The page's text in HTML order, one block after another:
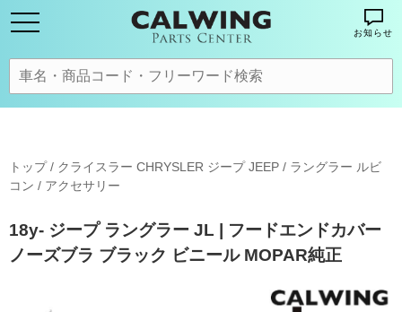
お知らせ
トップ/ クライスラー CHRYSLER ジープ JEEP / ラングラー ルビ
コン / アクセサリー
18y- ジープ ラングラー JL | フードエンドカバー
ノーズブラ ブラック ビニール MOPAR純正